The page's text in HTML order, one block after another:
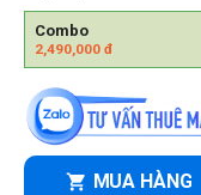
Combo
2,490,000 đ
MUA HÀNG